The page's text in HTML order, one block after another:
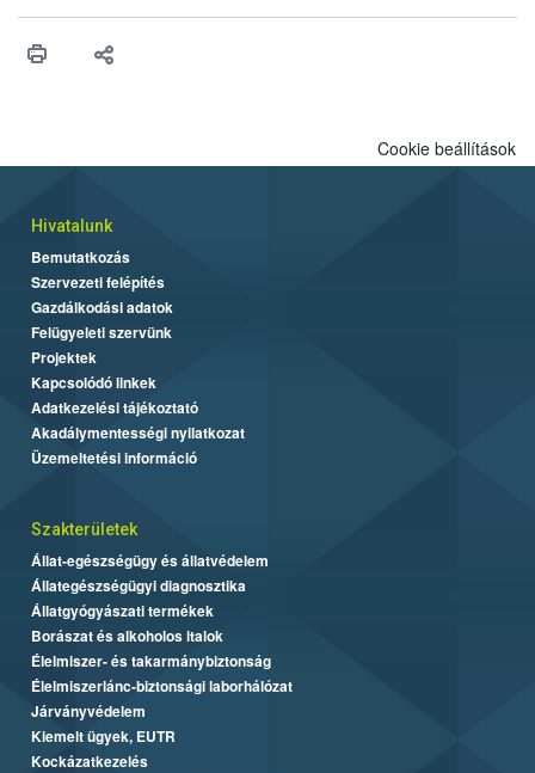
érésű szőlőkben is legyen lehetőség a károsító elleni további
felhasználók számára is elérhető és ökológiai termesztésben is
Cookie beállítások
Hivatalunk
Bemutatkozás
Szervezeti felépítés
Gazdálkodási adatok
Felügyeleti szervünk
Projektek
Kapcsolódó linkek
Adatkezelési tájékoztató
Akadálymentességi nyilatkozat
Üzemeltetési információ
Szakterületek
Állat-egészségügy és állatvédelem
Állategészségügyi diagnosztika
Állatgyógyászati termékek
Borászat és alkoholos italok
Élelmiszer- és takarmánybiztonság
Élelmiszerlánc-biztonsági laborhálózat
Járványvédelem
Kiemelt ügyek, EUTR
Kockázatkezelés